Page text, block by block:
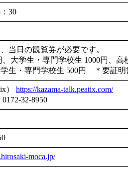
30
当日の観覧券が必要です。
、大学生・専門学校生 1000円、
学生・専門学校生 500円 ＊要証明
） https://kazama-talk.peatix.com/
32-8950
moca.jp/